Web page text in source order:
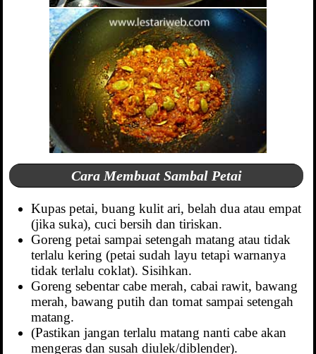
Cara Membuat Sambal Petai
Kupas petai, buang kulit ari, belah dua atau empat
(jika suka), cuci bersih dan tiriskan.
Goreng petai sampai setengah matang atau tidak
terlalu kering (petai sudah layu tetapi warnanya
tidak terlalu coklat). Sisihkan.
Goreng sebentar cabe merah, cabai rawit, bawang
merah, bawang putih dan tomat sampai setengah
matang.
(Pastikan jangan terlalu matang nanti cabe akan
mengeras dan susah diulek/diblender).